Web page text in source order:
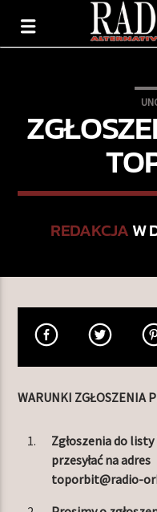
FINDING TRUTH
MISSION BROWN
NIGHT
00:00
REDAKCJAW
WARUNKI ZGŁOSZENIA
Zgłoszenia do
przesyłać na adres
toporbit@radio-